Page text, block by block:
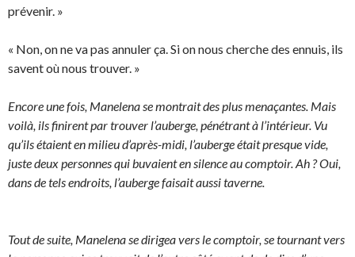
prévenir. »
« Non, on ne va pas annuler ça. Si on nous cherche des ennuis, ils
savent où nous trouver. »
Encore une fois, Manelena se montrait des plus menaçantes. Mais
voilà, ils finirent par trouver l’auberge, pénétrant à l’intérieur. Vu
qu’ils étaient en milieu d’après-midi, l’auberge était presque vide,
juste deux personnes qui buvaient en silence au comptoir. Ah ? Oui,
dans de tels endroits, l’auberge faisait aussi taverne.
Tout de suite, Manelena se dirigea vers le comptoir, se tournant vers